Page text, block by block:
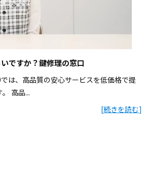
ですか？鍵修理の窓口
は、高品質の安心サービスを低価格で提
高品...
[続きを読む]